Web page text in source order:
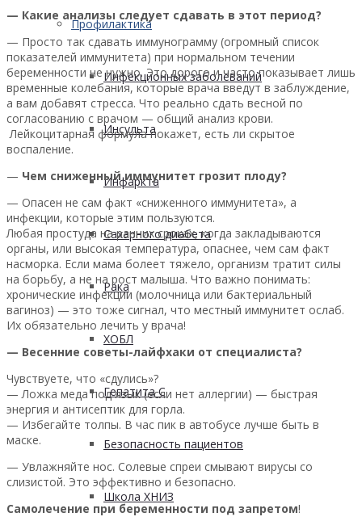
Профилактика
Инфекционных заболеваний
Инсульта
Инфаркта
Сахарного диабета
Рака
ХОБЛ
Гепатита С
Безопасность пациентов
Школа ХНИЗ
— Какие анализы следует сдавать в этот период?
— Просто так сдавать иммунограмму (огромный список
показателей иммунитета) при нормальном течении
беременности не нужно. Это дорого и часто показывает лишь
временные колебания, которые врача введут в заблуждение,
а вам добавят стресса. Что реально сдать весной по
согласованию с врачом — общий анализ крови.
Лейкоцитарная формула покажет, есть ли скрытое
воспаление.
— Чем сниженный иммунитет грозит плоду?
— Опасен не сам факт «сниженного иммунитета», а
инфекции, которые этим пользуются.
Любая простуда на ранних сроках, когда закладываются
органы, или высокая температура, опаснее, чем сам факт
насморка. Если мама болеет тяжело, организм тратит силы
на борьбу, а не на рост малыша. Что важно понимать:
хронические инфекции (молочница или бактериальный
вагиноз) — это тоже сигнал, что местный иммунитет ослаб.
Их обязательно лечить у врача!
— Весенние советы-лайфхаки от специалиста?
Чувствуете, что «сдулись»?
— Ложка меда под язык (если нет аллергии) — быстрая
энергия и антисептик для горла.
— Избегайте толпы. В час пик в автобусе лучше быть в
маске.
— Увлажняйте нос. Солевые спреи смывают вирусы со
слизистой. Это эффективно и безопасно.
Самолечение при беременности под запретом!